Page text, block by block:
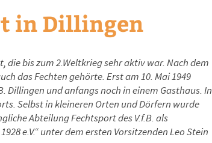
in Dillingen
bis zum 2.Weltkrieg sehr aktiv war. Nach dem
das Fechten gehörte. Erst am 10. Mai 1949
Dillingen und anfangs noch in einem Gasthaus. In
Selbst in kleineren Orten und Dörfern wurde
Abteilung Fechtsport des V.f.B. als
e.V.“ unter dem ersten Vorsitzenden Leo Stein